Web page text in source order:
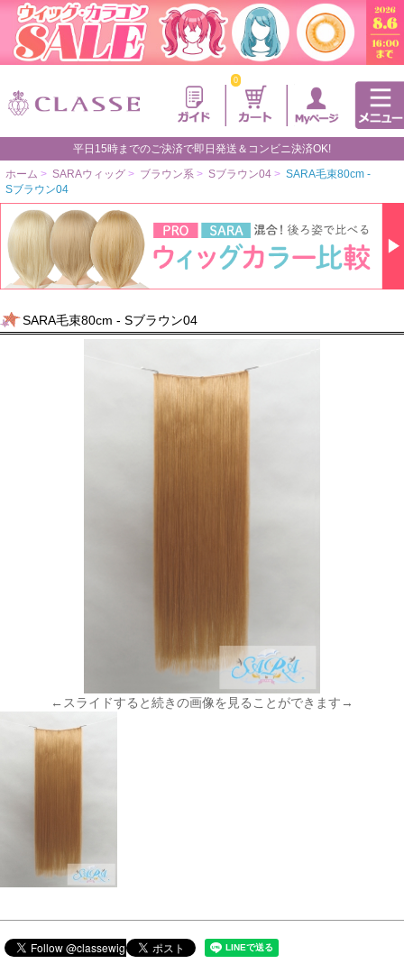
0
平日15時までのご決済で即日発送＆コンビニ決済OK!
ホーム > SARAウィッグ > ブラウン系 > Sブラウン04 > SARA毛束80cm -
Sブラウン04
SARA毛束80cm - Sブラウン04
←スライドすると続きの画像を見ることができます→